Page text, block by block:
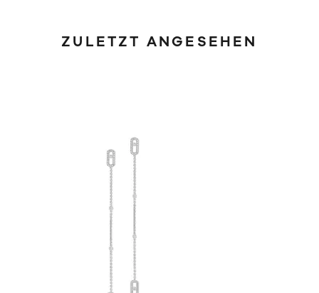
ZULETZT ANGESEHEN